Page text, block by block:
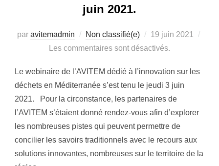
juin 2021.
par avitemadmin Non classifié(e)
Publié
le
19 juin 2021
Les commentaires sont désactivés.
Le webinaire de l’AVITEM dédié à l’innovation sur les
déchets en Méditerranée s’est tenu le jeudi 3 juin
2021. Pour la circonstance, les partenaires de
l’AVITEM s’étaient donné rendez-vous afin d’explorer
les nombreuses pistes qui peuvent permettre de
concilier les savoirs traditionnels avec le recours aux
solutions innovantes, nombreuses sur le territoire de la